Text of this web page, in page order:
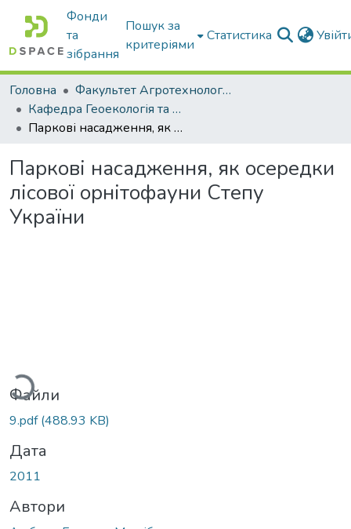
Фонди
та
зібрання
Пошук за
критеріями
Статистика
Головна
Факультет Агротехнологій та екології
Кафедра Геоекологія та землеустрій
Паркові насадження, як осередки лісової орнітофауни Степу України
Паркові насадження, як осередки
лісової орнітофауни Степу
України
Файли
9.pdf(488.93 KB)
Дата
2011
Автори